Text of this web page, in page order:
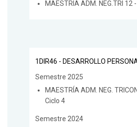
MAESTRIA ADM. NEG.TRI 12
1DIR46 - DESARROLLO
Semestre 2025
MAESTRÍA ADM. NEG.
Ciclo 4
Semestre 2024